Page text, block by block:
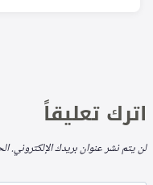
اترك تعليقاً
لن يتم نشر عنوان بريدك الإلكتروني.